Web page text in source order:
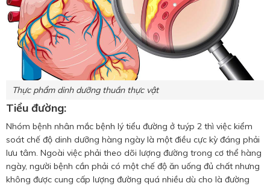
Thực phẩm dinh dưỡng thuần thực vật
Tiểu đường:
Nhóm bệnh nhân mắc bệnh lý tiểu đường ở tuýp 2 thì việc kiểm
soát chế độ dinh dưỡng hàng ngày là một điều cực kỳ đáng phải
lưu tâm. Ngoài việc phải theo dõi lượng đường trong cơ thể hàng
ngày, người bệnh cần phải có một chế độ ăn uống đủ chất nhưng
không được cung cấp lượng đường quá nhiều dù cho là đường